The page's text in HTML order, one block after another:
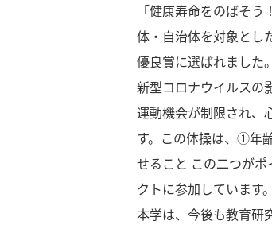
「健康寿命をのばそ
体・自治体を対象とし
優良賞に選ばれました。
新型コロナウイルスの
運動機会が制限され、
す。この体操は、①年
せること この二つが
クトに参加しています
本学は、今後も教育研